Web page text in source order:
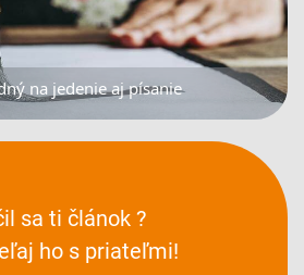
na jedenie aj písanie
sa ti článok ?
ho s priateľmi!